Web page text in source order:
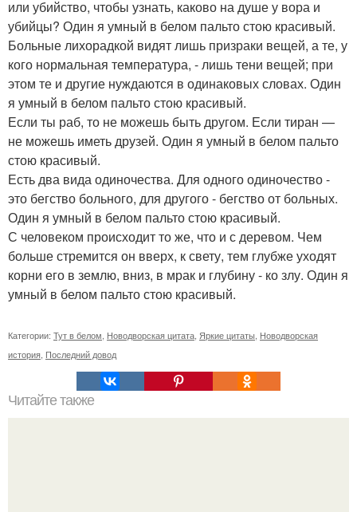
или убийство, чтобы узнать, каково на душе у вора и
убийцы? Один я умный в белом пальто стою красивый.
Больные лихорадкой видят лишь призраки вещей, а те, у
кого нормальная температура, - лишь тени вещей; при
этом те и другие нуждаются в одинаковых словах. Один
я умный в белом пальто стою красивый.
Если ты раб, то не можешь быть другом. Если тиран —
не можешь иметь друзей. Один я умный в белом пальто
стою красивый.
Есть два вида одиночества. Для одного одиночество -
это бегство больного, для другого - бегство от больных.
Один я умный в белом пальто стою красивый.
С человеком происходит то же, что и с деревом. Чем
больше стремится он вверх, к свету, тем глубже уходят
корни его в землю, вниз, в мрак и глубину - ко злу. Один я
умный в белом пальто стою красивый.
Категории: Тут в белом Новодворская цитата Яркие цитаты Новодворская
история Последний довод
Читайте также